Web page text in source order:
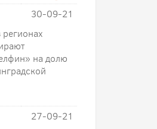
30-09-21
на долю
27-09-21